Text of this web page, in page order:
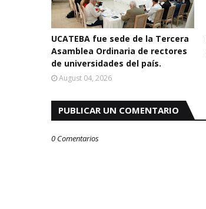
UCATEBA fue sede de la Tercera
Asamblea Ordinaria de rectores
de universidades del país.
August 04, 2026
PUBLICAR UN COMENTARIO
0 Comentarios